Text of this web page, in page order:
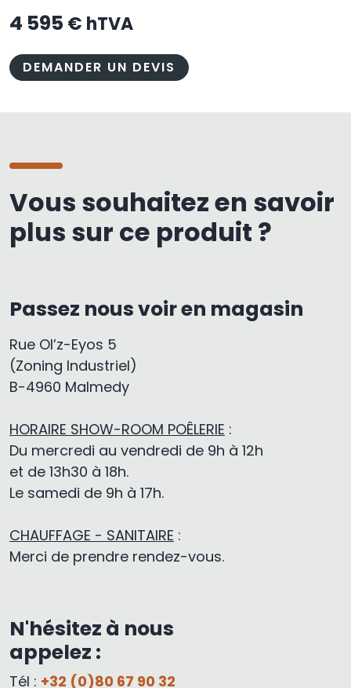
4 595 € hTVA
DEMANDER UN DEVIS
Vous souhaitez en savoir
plus sur ce produit ?
Passez nous voir en magasin
Rue Ol’z-Eyos 5
(Zoning Industriel)
B-4960 Malmedy
HORAIRE SHOW-ROOM POÊLERIE :
Du mercredi au vendredi de 9h à 12h
et de 13h30 à 18h.
Le samedi de 9h à 17h.
CHAUFFAGE - SANITAIRE :
Merci de prendre rendez-vous.
N'hésitez à nous
appelez :
Tél : +32 (0)80 67 90 32